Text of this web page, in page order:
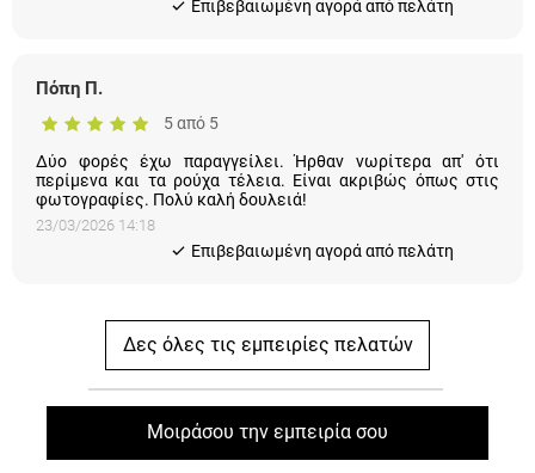
Eπιβεβαιωμένη αγορά από πελάτη
Πόπη Π.
5 από 5
Δύο φορές έχω παραγγείλει. Ήρθαν νωρίτερα απ' ότι
περίμενα και τα ρούχα τέλεια. Είναι ακριβώς όπως στις
φωτογραφίες. Πολύ καλή δουλειά!
23/03/2026 14:18
Eπιβεβαιωμένη αγορά από πελάτη
Δες όλες τις εμπειρίες πελατών
Μοιράσου την εμπειρία σου